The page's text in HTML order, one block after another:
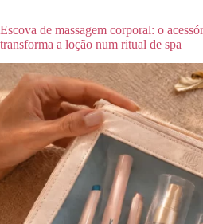
Escova de massagem corporal: o
transforma a loção num ritual de spa